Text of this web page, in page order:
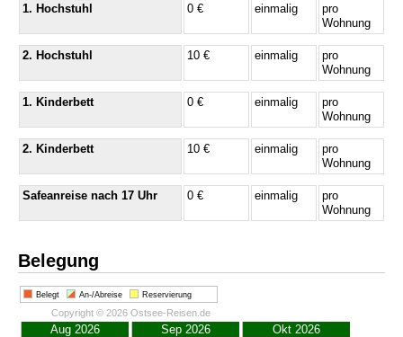
1. Hochstuhl 0 € einmalig
pro
Wohnung
2. Hochstuhl 10 € einmalig
pro
Wohnung
1. Kinderbett 0 € einmalig
pro
Wohnung
2. Kinderbett 10 € einmalig
pro
Wohnung
Safeanreise nach 17 Uhr 0 € einmalig
pro
Wohnung
Belegung
Belegt An-/Abreise Reservierung
Copyright © 2026 Ostsee-Reisen.de
Aug 2026 Sep 2026 Okt 2026